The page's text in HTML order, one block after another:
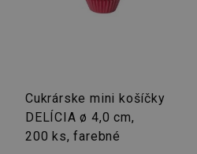
Cukrárske mini košíčky
DELÍCIA ø 4,0 cm,
200 ks, farebné